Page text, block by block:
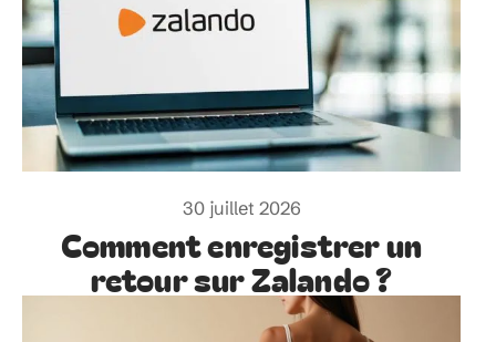
30 juillet 2026
Comment enregistrer un
retour sur Zalando ?